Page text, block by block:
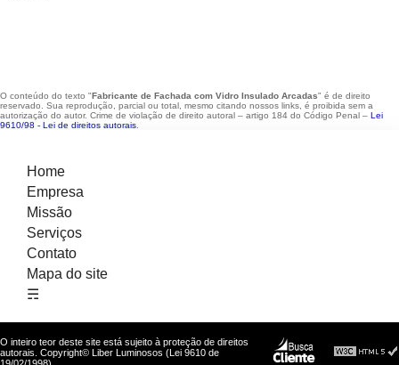
O conteúdo do texto "Fabricante de Fachada com Vidro Insulado Arcadas" é de direito
reservado. Sua reprodução, parcial ou total, mesmo citando nossos links, é proibida sem a
autorização do autor. Crime de violação de direito autoral – artigo 184 do Código Penal – Lei
9610/98 - Lei de direitos autorais
Home
Empresa
Missão
Serviços
Contato
Mapa do site
☴
O inteiro teor deste site está sujeito à proteção de direitos
autorais. Copyright© Liber Luminosos (Lei 9610 de
19/02/1998)